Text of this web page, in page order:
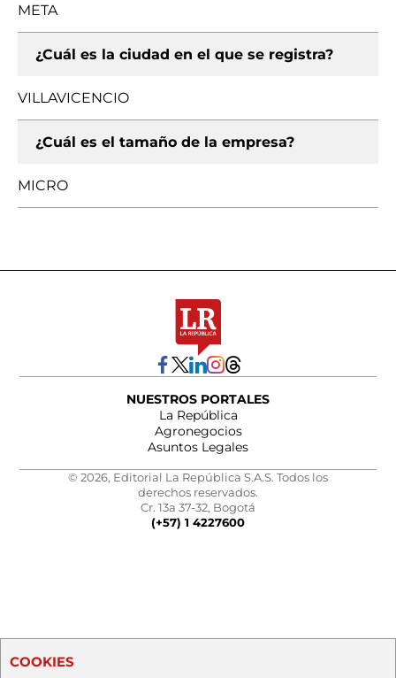
META
¿Cuál es la ciudad en el que se registra?
VILLAVICENCIO
¿Cuál es el tamaño de la empresa?
MICRO
NUESTROS PORTALES
La República
Agronegocios
Asuntos Legales
© 2026, Editorial La República S.A.S. Todos los
derechos reservados.
Cr. 13a 37-32, Bogotá
(+57) 1 4227600
COOKIES